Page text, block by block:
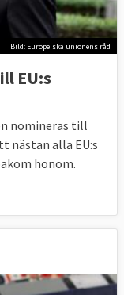
Bild: Europeiska unionens råd
EU:s
nomineras till
nästan alla EU:s
honom.